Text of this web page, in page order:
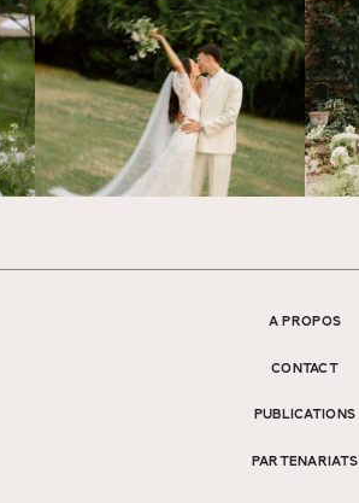
A PROPOS
CONTACT
PUBLICATIONS
PARTENARIATS